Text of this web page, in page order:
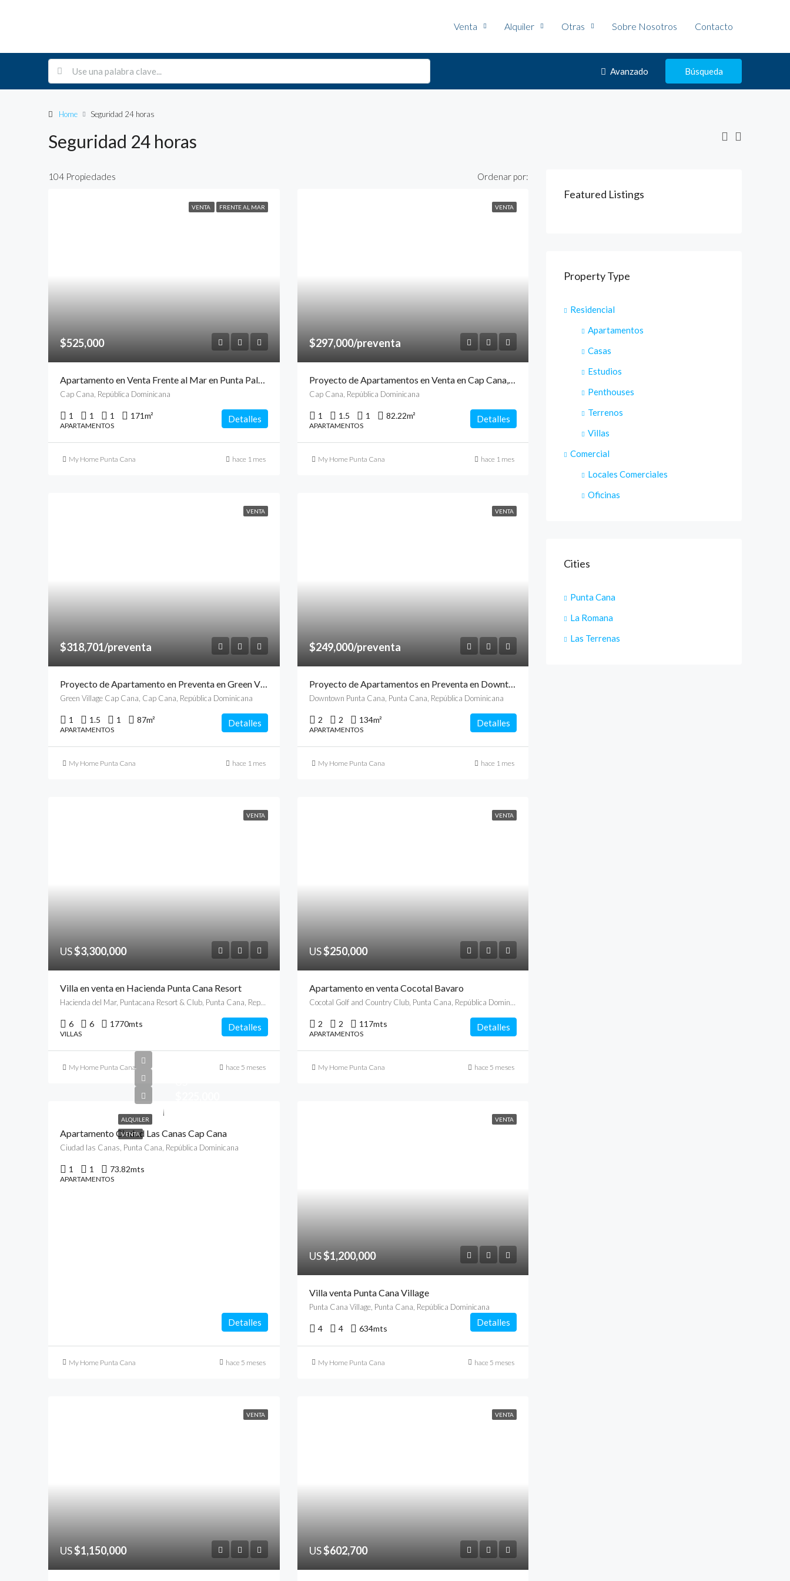
Venta Alquiler Otras Sobre Nosotros Contacto
Avanzado Búsqueda
Home Seguridad 24 horas
Seguridad 24 horas
104 Propiedades Ordenar por:
VENTA FRENTE AL MAR
$525,000
Apartamento en Venta Frente al Mar en Punta Palmera, Cap Cana, Punta Cana
Cap Cana, República Dominicana
1 1 1 171m²
APARTAMENTOS
Detalles
My Home Punta Cana hace 1 mes
VENTA
$297,000/preventa
Proyecto de Apartamentos en Venta en Cap Cana, Punta Cana
Cap Cana, República Dominicana
1 1.5 1 82.22m²
APARTAMENTOS
Detalles
My Home Punta Cana hace 1 mes
VENTA
$318,701/preventa
Proyecto de Apartamento en Preventa en Green Village Condos, Cap Cana, Punta Cana
Green Village Cap Cana, Cap Cana, República Dominicana
1 1.5 1 87m²
APARTAMENTOS
Detalles
My Home Punta Cana hace 1 mes
VENTA
$249,000/preventa
Proyecto de Apartamentos en Preventa en Downtown, Punta Cana
Downtown Punta Cana, Punta Cana, República Dominicana
2 2 134m²
APARTAMENTOS
Detalles
My Home Punta Cana hace 1 mes
VENTA
US$3,300,000
Villa en venta en Hacienda Punta Cana Resort
Hacienda del Mar, Puntacana Resort & Club, Punta Cana, República Dominicana
6 6 1770mts
VILLAS
Detalles
My Home Punta Cana hace 5 meses
VENTA
US$250,000
Apartamento en venta Cocotal Bavaro
Cocotal Golf and Country Club, Punta Cana, República Dominicana
2 2 117mts
APARTAMENTOS
Detalles
My Home Punta Cana hace 5 meses
ALQUILER
VENTA
Apartamento Ciudad Las Canas Cap Cana
Ciudad las Canas, Punta Cana, República Dominicana
1 1 73.82mts
APARTAMENTOS
Detalles
My Home Punta Cana hace 5 meses
VENTA
US$1,200,000
Villa venta Punta Cana Village
Punta Cana Village, Punta Cana, República Dominicana
4 4 634mts
Detalles
My Home Punta Cana hace 5 meses
VENTA
US$1,150,000
VENTA
US$602,700
Featured Listings
Property Type
Residencial
Apartamentos
Casas
Estudios
Penthouses
Terrenos
Villas
Comercial
Locales Comerciales
Oficinas
Cities
Punta Cana
La Romana
Las Terrenas